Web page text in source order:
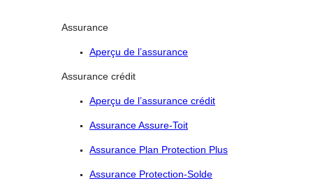
Assurance
Aperçu de l’assurance
Assurance crédit
Aperçu de l’assurance crédit
Assurance Assure-Toit
Assurance Plan Protection Plus
Assurance Protection-Solde